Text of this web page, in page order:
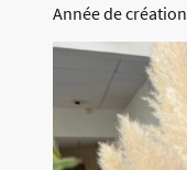
Année de création